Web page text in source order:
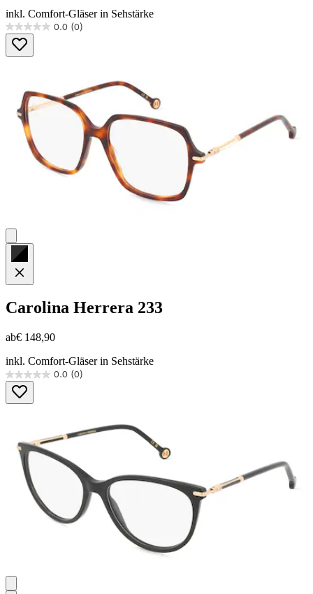
inkl. Comfort-Gläser in Sehstärke
0.0 (0)
0.0
von
5
Carolina Herrera 233
ab€ 148,90
inkl. Comfort-Gläser in Sehstärke
0.0 (0)
0.0
von
5